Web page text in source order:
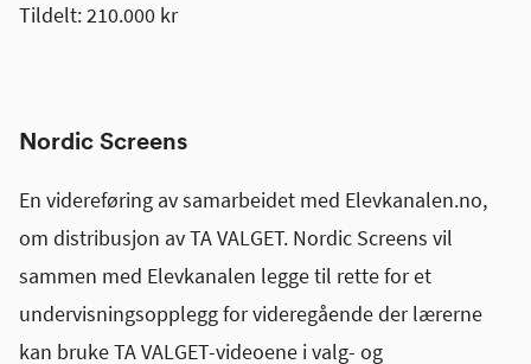
Tildelt: 210.000 kr
Nordic Screens
En videreføring av samarbeidet med Elevkanalen.no,
om distribusjon av TA VALGET. Nordic Screens vil
sammen med Elevkanalen legge til rette for et
undervisningsopplegg for videregående der lærerne
kan bruke TA VALGET-videoene i valg- og